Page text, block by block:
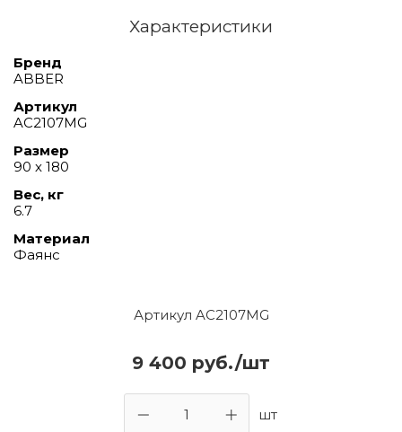
Артикул AC2107MG
9 400 руб./шт
шт
Характеристики
Бренд
ABBER
Артикул
AC2107MG
Размер
90 х 180
Вес, кг
6.7
Материал
Фаянс